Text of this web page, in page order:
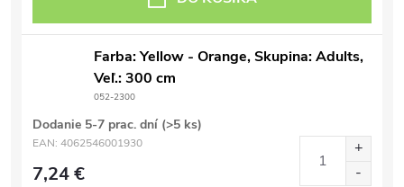
Farba: Yellow - Orange, Skupina: Adults,
Veľ.: 300 cm
052-2300
Dodanie 5-7 prac. dní (>5 ks)
EAN: 4062546001930
7,24 €